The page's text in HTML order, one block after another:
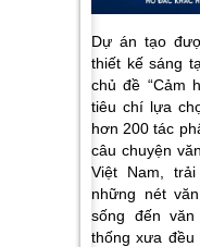
Dự án tạo
thiết kế sáng
chủ đề “Cảm
tiêu chí lựa
hơn 200 tác
câu chuyện
Việt Nam,
những nét
sống đến
thống xưa